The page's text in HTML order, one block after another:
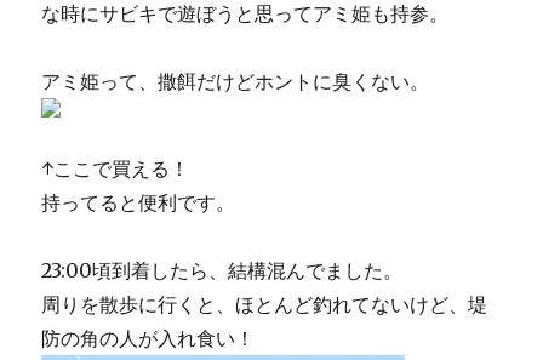
な時にサビキで遊ぼうと思ってアミ姫も持参。
アミ姫って、撒餌だけどホントに臭くない。
↑ここで買える！
持ってると便利です。
23:00頃到着したら、結構混んでました。
周りを散歩に行くと、ほとんど釣れてないけど、堤
防の角の人が入れ食い！